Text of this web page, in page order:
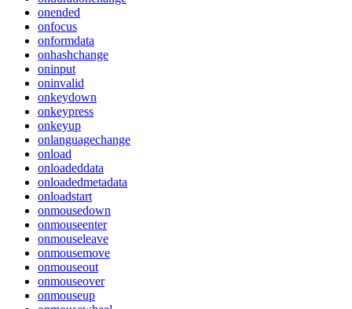
onended
onfocus
onformdata
onhashchange
oninput
oninvalid
onkeydown
onkeypress
onkeyup
onlanguagechange
onload
onloadeddata
onloadedmetadata
onloadstart
onmousedown
onmouseenter
onmouseleave
onmousemove
onmouseout
onmouseover
onmouseup